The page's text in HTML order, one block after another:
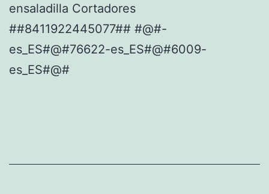
ensaladilla Cortadores
##8411922445077## #@#-
es_ES#@#76622-es_ES#@#6009-
es_ES#@#